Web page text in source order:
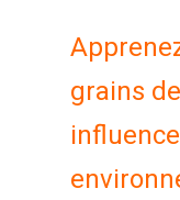
grains